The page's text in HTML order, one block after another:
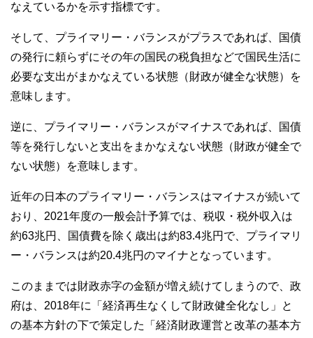
なえているかを示す指標です。
そして、プライマリー・バランスがプラスであれば、国債
の発行に頼らずにその年の国民の税負担などで国民生活に
必要な支出がまかなえている状態（財政が健全な状態）を
意味します。
逆に、プライマリー・バランスがマイナスであれば、国債
等を発行しないと支出をまかなえない状態（財政が健全で
ない状態）を意味します。
近年の日本のプライマリー・バランスはマイナスが続いて
おり、2021年度の一般会計予算では、税収・税外収入は
約63兆円、国債費を除く歳出は約83.4兆円で、プライマリ
ー・バランスは約20.4兆円のマイナとなっています。
このままでは財政赤字の金額が増え続けてしまうので、政
府は、2018年に「経済再生なくして財政健全化なし」と
の基本方針の下で策定した「経済財政運営と改革の基本方